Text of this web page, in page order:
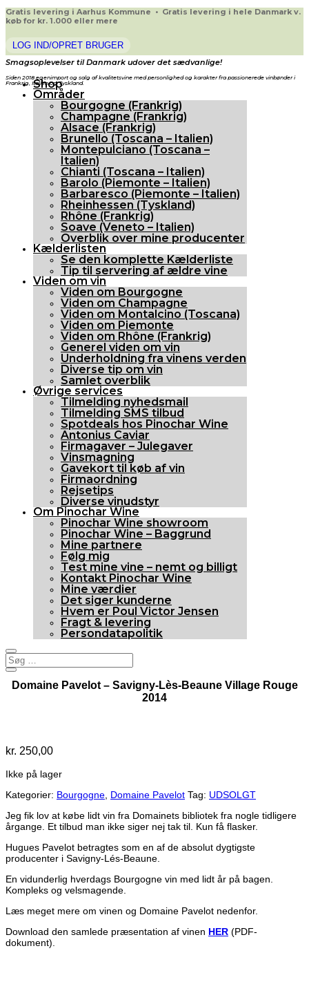
Gratis levering i Aarhus Kommune • Gratis levering i hele Danmark v.
køb for kr. 1.000 eller mere
LOG IND/OPRET BRUGER
Smagsoplevelser til Danmark udover det sædvanlige!
Siden 2018 egenimport og salg af kvalitetsvine med personlighed og karakter fra passionerede vinbønder i
Frankrig, Italien og Tyskland.
Shop
Områder
Bourgogne (Frankrig)
Champagne (Frankrig)
Alsace (Frankrig)
Brunello (Toscana – Italien)
Montepulciano (Toscana –
Italien)
Chianti (Toscana – Italien)
Barolo (Piemonte – Italien)
Barbaresco (Piemonte – Italien)
Rheinhessen (Tyskland)
Rhône (Frankrig)
Soave (Veneto – Italien)
Overblik over mine producenter
Kælderlisten
Se den komplette Kælderliste
Tip til servering af ældre vine
Viden om vin
Viden om Bourgogne
Viden om Champagne
Viden om Montalcino (Toscana)
Viden om Piemonte
Viden om Rhône (Frankrig)
Generel viden om vin
Underholdning fra vinens verden
Diverse tip om vin
Samlet overblik
Øvrige services
Tilmelding nyhedsmail
Tilmelding SMS tilbud
Spotdeals hos Pinochar Wine
Antonius Caviar
Firmagaver – Julegaver
Vinsmagning
Gavekort til køb af vin
Firmaordning
Rejsetips
Diverse vinudstyr
Om Pinochar Wine
Pinochar Wine showroom
Pinochar Wine – Baggrund
Mine partnere
Følg mig
Test mine vine – nemt og billigt
Kontakt Pinochar Wine
Mine værdier
Det siger kunderne
Hvem er Poul Victor Jensen
Fragt & levering
Persondatapolitik
Domaine Pavelot – Savigny-Lès-Beaune Village Rouge
2014
kr. 250,00
Ikke på lager
Kategorier: Bourgogne Domaine Pavelot Tag: UDSOLGT
Jeg fik lov at købe lidt vin fra Domainets bibliotek fra nogle tidligere
årgange. Et tilbud man ikke siger nej tak til. Kun få flasker.
Hugues Pavelot betragtes som en af de absolut dygtigste
producenter i Savigny-Lés-Beaune.
En vidunderlig hverdags Bourgogne vin med lidt år på bagen.
Kompleks og velsmagende.
Læs meget mere om vinen og Domaine Pavelot nedenfor.
Download den samlede præsentation af vinen HER (PDF-
dokument).